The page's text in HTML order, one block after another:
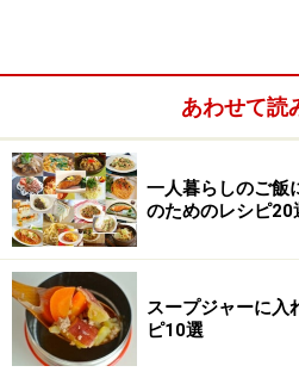
朝の忙しい時間にも強い味方
要らずで、本格だし風味のお
れてしまうんです。
1. かつお節と昆布を茶漉しに
れます。
あわせて読
一人暮らしのご飯
のためのレシピ20
スープジャーに入
ピ10選